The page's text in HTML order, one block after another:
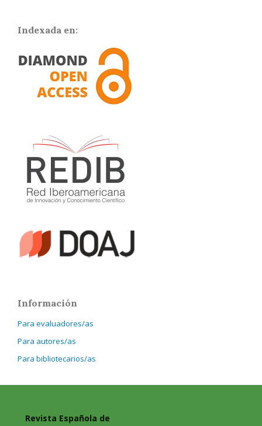
Indexada en:
Información
Para evaluadores/as
Para autores/as
Para bibliotecarios/as
Revista Española de